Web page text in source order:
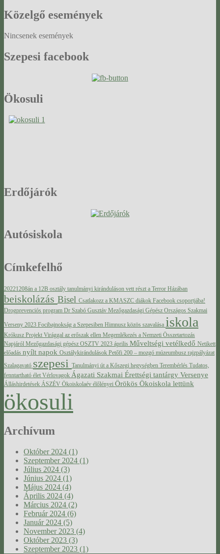
Közelgő események
Nincsenek események
Szepesi facebook
Ökosuli
Erdőjárók
Autósiskola
Címkefelhő
20221208án a 12B osztály tanulmányi kiránduláson vett részt a Terror Házában
beiskolázás Bisel Csatlakozz a KMASZC diákok Facebook csoportjába!
Drogprevenciós program Dr Szabó Gusztáv Mezőgazdasági Gépész Országos Szakmai
Verseny 2023 Focibajnokság a Szepesiben Himnusz közös szavalása iskola
Krókusz Projekt Virággal az erőszak ellen Megemlékezés a Nemzeti Összetartozás
Napjáról Mezőgazdasági gépész OSZTV 2023 április Műveltségi vetélkedő Netikett
előadás nyílt napok Osztálykirándulások Petőfi 200 – mozgó múzeumbusz rajzpályázat
Szalagavató szepesi Tanulmányi út a Kőszegi hegységben Terembérlés Tudatos,
fenntartható élet Vérlovagok Ágazati Szakmai Érettségi tantárgy Versenye
Álláshirdetések ÁSZÉV Ökoiskolaév élőlényei Örökös Ökoiskola lettünk
ökosuli
Archívum
Október 2024 (1)
Szeptember 2024 (1)
Július 2024 (3)
Június 2024 (1)
Május 2024 (4)
Április 2024 (4)
Március 2024 (2)
Február 2024 (6)
Január 2024 (5)
November 2023 (4)
Október 2023 (3)
Szeptember 2023 (1)